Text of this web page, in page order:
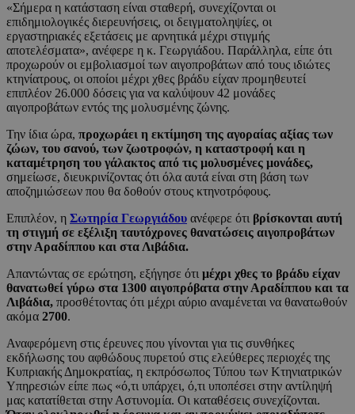
«Σήμερα η κατάσταση είναι σταθερή, συνεχίζονται οι
επιδημιολογικές διερευνήσεις, οι δειγματοληψίες, οι
εργαστηριακές εξετάσεις με αρνητικά μέχρι στιγμής
αποτελέσματα», ανέφερε η κ. Γεωργιάδου. Παράλληλα, είπε ότι
προχωρούν οι εμβολιασμοί των αιγοπροβάτων από τους ιδιώτες
κτηνίατρους, οι οποίοι μέχρι χθες βράδυ είχαν προμηθευτεί
επιπλέον 26.000 δόσεις για να καλύψουν 42 μονάδες
αιγοπροβάτων εντός της μολυσμένης ζώνης.
Την ίδια ώρα, προχωράει η εκτίμηση της αγοραίας αξίας των
ζώων, του σανού, των ζωοτροφών, η καταστροφή και η
καταμέτρηση του γάλακτος από τις μολυσμένες μονάδες,
σημείωσε, διευκρινίζοντας ότι όλα αυτά είναι στη βάση των
αποζημιώσεων που θα δοθούν στους κτηνοτρόφους.
Επιπλέον, η Σωτηρία Γεωργιάδου ανέφερε ότι βρίσκονται αυτή
τη στιγμή σε εξέλιξη ταυτόχρονες θανατώσεις αιγοπροβάτων
στην Αραδίππου και στα Λιβάδια.
Απαντώντας σε ερώτηση, εξήγησε ότι μέχρι χθες το βράδυ είχαν
θανατωθεί γύρω στα 1300 αιγοπρόβατα στην Αραδίππου και τα
Λιβάδια, προσθέτοντας ότι μέχρι αύριο αναμένεται να θανατωθούν
ακόμα 2700.
Αναφερόμενη στις έρευνες που γίνονται για τις συνθήκες
εκδήλωσης του αφθώδους πυρετού στις ελεύθερες περιοχές της
Κυπριακής Δημοκρατίας, η εκπρόσωπος Τύπου των Κτηνιατρικών
Υπηρεσιών είπε πως «ό,τι υπάρχει, ό,τι υποπέσει στην αντίληψή
μας κατατίθεται στην Αστυνομία. Οι καταθέσεις συνεχίζονται.